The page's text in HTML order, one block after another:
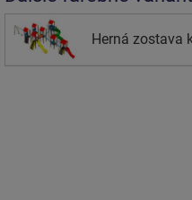
Herná zostava